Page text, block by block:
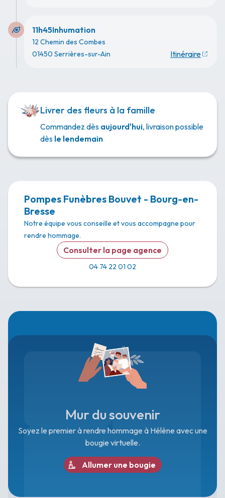
11h45Inhumation
12 Chemin des Combes
01450 Serrières-sur-Ain
Itinéraire
Livrer des fleurs à la famille
Commandez dès aujourd'hui, livraison possible
dès le lendemain
Pompes Funèbres Bouvet - Bourg-en-
Bresse
Notre équipe vous conseille et vous accompagne pour
rendre hommage.
Consulter la page agence
04 74 22 01 02
Mur du souvenir
Soyez le premier à rendre hommage à Hélène avec une
bougie virtuelle.
Allumer une bougie